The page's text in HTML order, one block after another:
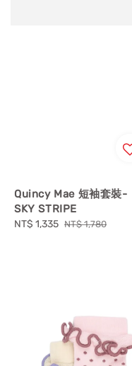
Quincy Mae 短袖套裝-
SKY STRIPE
Sale
NT$ 1,335 Regular
NT$ 1,780